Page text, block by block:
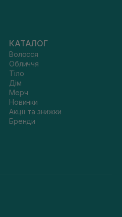
КАТАЛОГ
Волосся
Обличчя
Тіло
Дім
Мерч
Новинки
Акції та знижки
Бренди